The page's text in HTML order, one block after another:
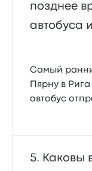
позднее
автобуса
Самый
Пярну в
автобус
Каковы